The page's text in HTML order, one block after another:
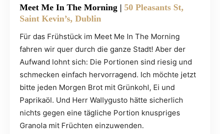
Meet Me In The Morning | 50 Pleasants St,
Saint Kevin’s, Dublin
Für das Frühstück im Meet Me In The Morning
fahren wir quer durch die ganze Stadt! Aber der
Aufwand lohnt sich: Die Portionen sind riesig und
schmecken einfach hervorragend. Ich möchte jetzt
bitte jeden Morgen Brot mit Grünkohl, Ei und
Paprikaöl. Und Herr Wallygusto hätte sicherlich
nichts gegen eine tägliche Portion knuspriges
Granola mit Früchten einzuwenden.